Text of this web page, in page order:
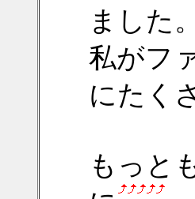
ました。
私がフ
にたく
もっと